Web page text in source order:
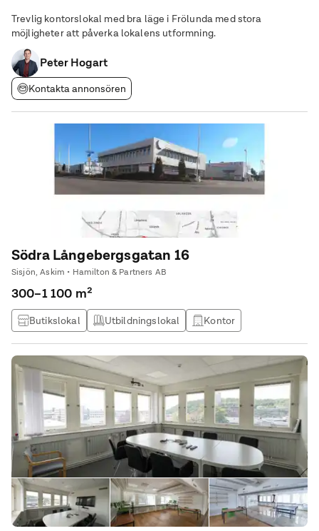
Trevlig kontorslokal med bra läge i Frölunda med stora
möjligheter att påverka lokalens utformning.
Peter Hogart
Kontakta annonsören
Södra Långebergsgatan 16
Sisjön, Askim • Hamilton & Partners AB
300–1 100 m²
Butikslokal Utbildningslokal Kontor